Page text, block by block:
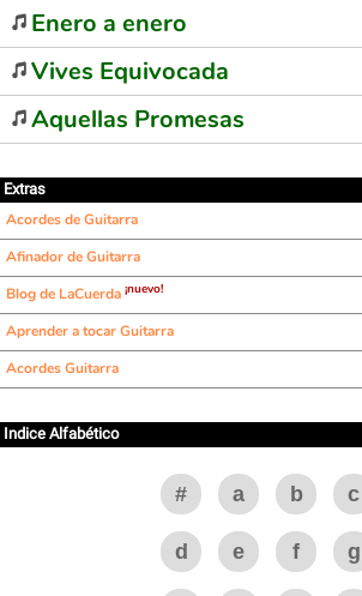
Enero a enero
Vives Equivocada
Aquellas Promesas
Extras
Acordes de Guitarra
Afinador de Guitarra
Blog de LaCuerda ¡nuevo!
Aprender a tocar Guitarra
Acordes Guitarra
Indice Alfabético
# a b c
d e f g